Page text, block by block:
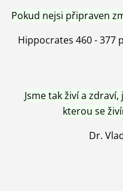
Pokud nejsi připraven
Hippocrates 460 - 377
Jsme tak živí a
kterou se
Dr.